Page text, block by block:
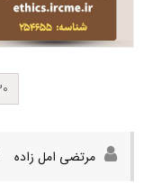
مرتضی امل زاده